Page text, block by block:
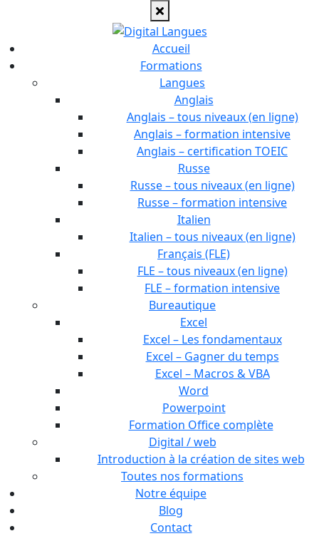
Accueil
Formations
Langues
Anglais
Anglais – tous niveaux (en ligne)
Anglais – formation intensive
Anglais – certification TOEIC
Russe
Russe – tous niveaux (en ligne)
Russe – formation intensive
Italien
Italien – tous niveaux (en ligne)
Français (FLE)
FLE – tous niveaux (en ligne)
FLE – formation intensive
Bureautique
Excel
Excel – Les fondamentaux
Excel – Gagner du temps
Excel – Macros & VBA
Word
Powerpoint
Formation Office complète
Digital / web
Introduction à la création de sites web
Toutes nos formations
Notre équipe
Blog
Contact